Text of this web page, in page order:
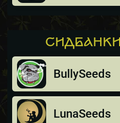
СИДБАНКИ
BullySeeds
LunaSeeds